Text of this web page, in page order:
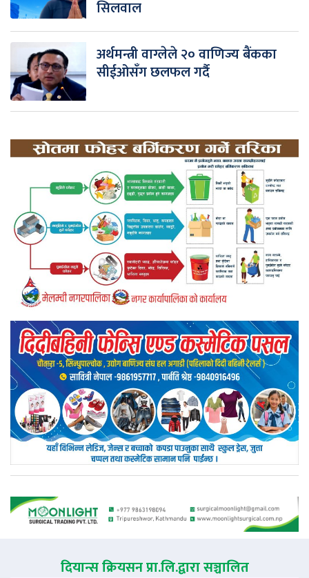
सिलवाल
अर्थमन्त्री वाग्लेले २० वाणिज्य बैंकका
सीईओसँग छलफल गर्दै
दियान्स क्रियसन प्रा.लि.द्वारा सञ्चालित